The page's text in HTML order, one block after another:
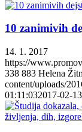
10 zanimivih
14. 1. 2017
https://
338 883 Helena
content/uploads/
01:11:032017-02-